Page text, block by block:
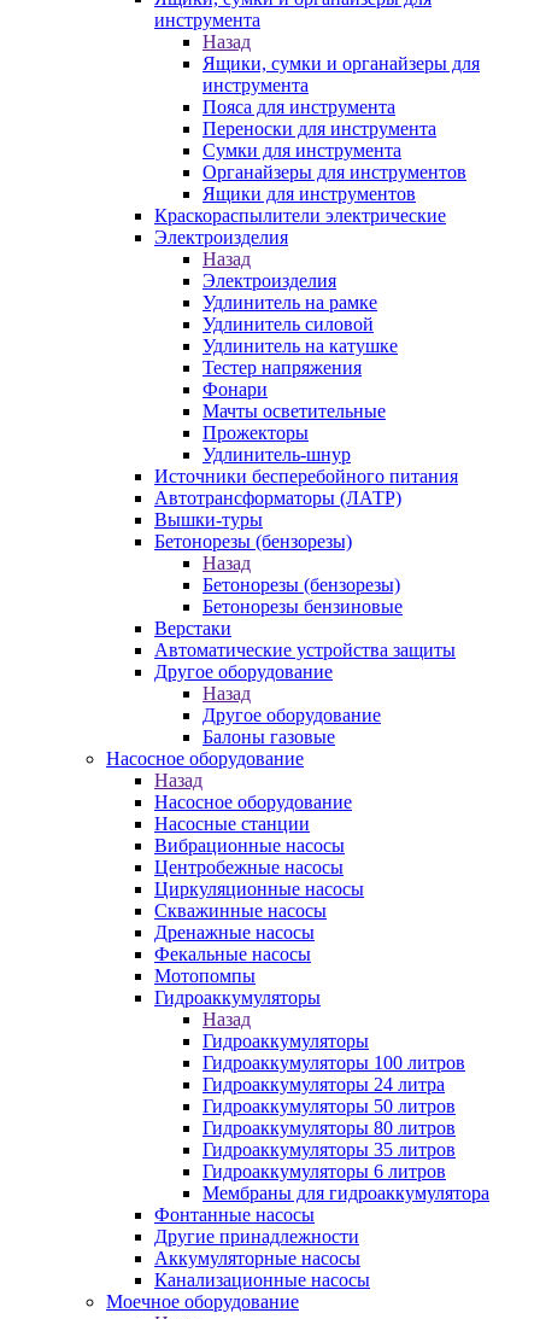
инструмента
Назад
Ящики, сумки и органайзеры для
инструмента
Пояса для инструмента
Переноски для инструмента
Сумки для инструмента
Органайзеры для инструментов
Ящики для инструментов
Краскораспылители электрические
Электроизделия
Назад
Электроизделия
Удлинитель на рамке
Удлинитель силовой
Удлинитель на катушке
Тестер напряжения
Фонари
Мачты осветительные
Прожекторы
Удлинитель-шнур
Источники бесперебойного питания
Автотрансформаторы (ЛАТР)
Вышки-туры
Бетонорезы (бензорезы)
Назад
Бетонорезы (бензорезы)
Бетонорезы бензиновые
Верстаки
Автоматические устройства защиты
Другое оборудование
Назад
Другое оборудование
Балоны газовые
Насосное оборудование
Назад
Насосное оборудование
Насосные станции
Вибрационные насосы
Центробежные насосы
Циркуляционные насосы
Скважинные насосы
Дренажные насосы
Фекальные насосы
Мотопомпы
Гидроаккумуляторы
Назад
Гидроаккумуляторы
Гидроаккумуляторы 100 литров
Гидроаккумуляторы 24 литра
Гидроаккумуляторы 50 литров
Гидроаккумуляторы 80 литров
Гидроаккумуляторы 35 литров
Гидроаккумуляторы 6 литров
Мембраны для гидроаккумулятора
Фонтанные насосы
Другие принадлежности
Аккумуляторные насосы
Канализационные насосы
Моечное оборудование